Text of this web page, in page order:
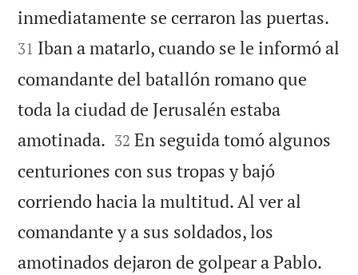
inmediatamente se cerraron las puertas.
31 Iban a matarlo, cuando se le informó al
comandante del batallón romano que
toda la ciudad de Jerusalén estaba
amotinada. 

32 En seguida tomó algunos
centuriones con sus tropas y bajó
corriendo hacia la multitud. Al ver al
comandante y a sus soldados, los
amotinados dejaron de golpear a Pablo.